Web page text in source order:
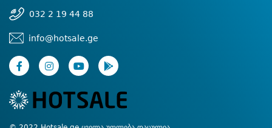
032 2 19 44 88
info@hotsale.ge